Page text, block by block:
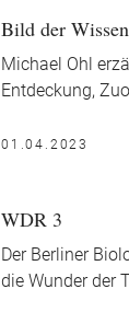
Bild der
Michael Ohl
Entdeckung,
01.04.2023
WDR 3
Der Berliner
die Wunder der